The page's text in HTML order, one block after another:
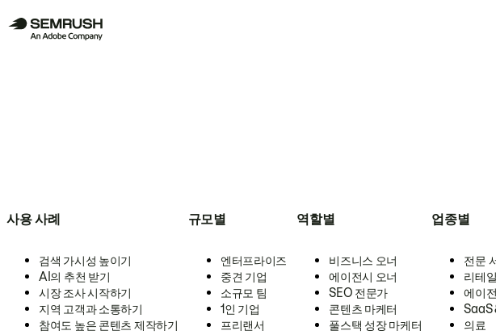
사용 사례
검색 가시성 높이기
AI의 추천 받기
시장 조사 시작하기
지역 고객과 소통하기
참여도 높은 콘텐츠 제작하기
규모별
엔터프라이즈
중견 기업
소규모 팀
1인 기업
프리랜서
역할별
비즈니스 오너
에이전시 오너
SEO 전문가
콘텐츠 마케터
풀스택 성장 마케터
업종별
전문
리테
에이
SaaS
의료